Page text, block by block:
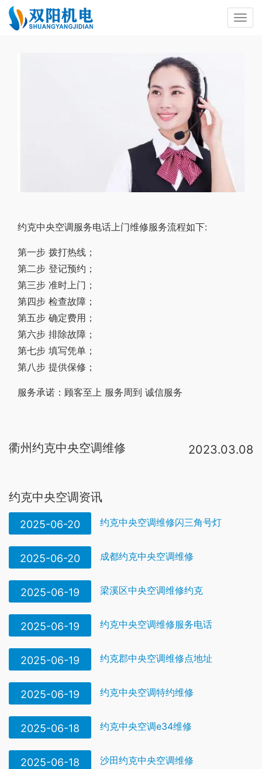
约克中央空调服务电话上门维修服务流程如下:
第一步 拨打热线；
第二步 登记预约；
第三步 准时上门；
第四步 检查故障；
第五步 确定费用；
第六步 排除故障；
第七步 填写凭单；
第八步 提供保修；
服务承诺：顾客至上 服务周到 诚信服务
衢州约克中央空调维修 2023.03.08
约克中央空调资讯
2025-06-20 约克中央空调维修闪三角号灯
2025-06-20 成都约克中央空调维修
2025-06-19 梁溪区中央空调维修约克
2025-06-19 约克中央空调维修服务电话
2025-06-19 约克郡中央空调维修点地址
2025-06-19 约克中央空调特约维修
2025-06-18 约克中央空调e34维修
2025-06-18 沙田约克中央空调维修